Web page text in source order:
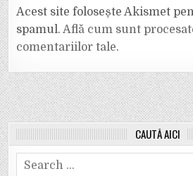
Acest site folosește Akismet
spamul.Află cum sunt
comentariilor tale.
CAUTĂ AICI
Search